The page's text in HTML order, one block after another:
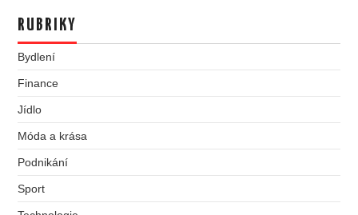
RUBRIKY
Bydlení
Finance
Jídlo
Móda a krása
Podnikání
Sport